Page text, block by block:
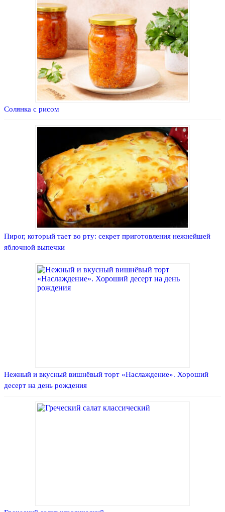
Солянка с рисом
Пирог, который тает во рту: секрет приготовления нежнейшей
яблочной выпечки
Нежный и вкусный вишнёвый торт «Наслаждение». Хороший
десерт на день рождения